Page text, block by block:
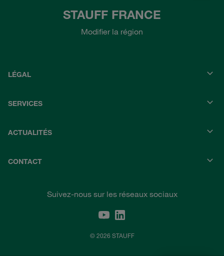
STAUFF FRANCE
Modifier la région
LÉGAL
SERVICES
ACTUALITÉS
CONTACT
Suivez-nous sur les réseaux sociaux
© 2026 STAUFF